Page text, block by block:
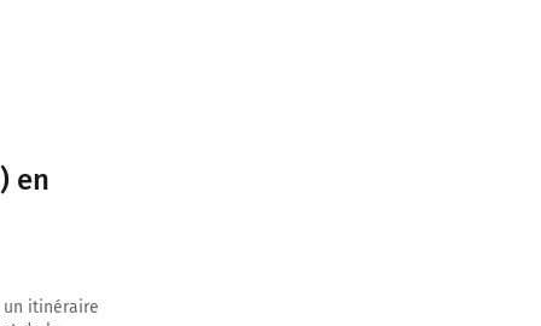
en
un itinéraire